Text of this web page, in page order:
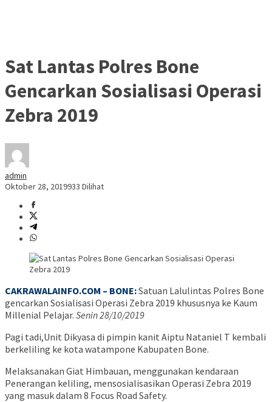
Sat Lantas Polres Bone
Gencarkan Sosialisasi Operasi
Zebra 2019
admin
Oktober 28, 2019933 Dilihat
CAKRAWALAINFO.COM – BONE:Satuan Lalulintas Polres Bone
gencarkan Sosialisasi Operasi Zebra 2019 khususnya ke Kaum
Millenial Pelajar. Senin 28/10/2019
Pagi tadi,Unit Dikyasa di pimpin kanit Aiptu Nataniel T kembali
berkeliling ke kota watampone Kabupaten Bone.
Melaksanakan Giat Himbauan, menggunakan kendaraan
Penerangan keliling, mensosialisasikan Operasi Zebra 2019
yang masuk dalam 8 Focus Road Safety.